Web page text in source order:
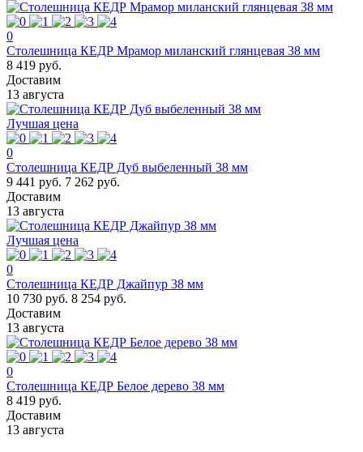
0
Столешница КЕДР Мрамор миланский глянцевая 38 мм
8 419 руб.
Доставим
13 августа
Лучшая цена
0
Столешница КЕДР Дуб выбеленный 38 мм
9 441 руб. 7 262 руб.
Доставим
13 августа
Лучшая цена
0
Столешница КЕДР Джайпур 38 мм
10 730 руб. 8 254 руб.
Доставим
13 августа
0
Столешница КЕДР Белое дерево 38 мм
8 419 руб.
Доставим
13 августа